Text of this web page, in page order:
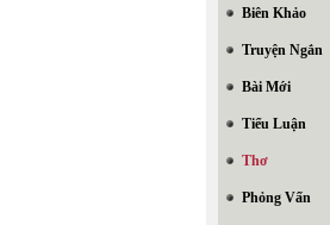
Biên Khảo
Truyện Ngắn
Bài Mới
Tiểu Luận
Thơ
Phỏng Vấn